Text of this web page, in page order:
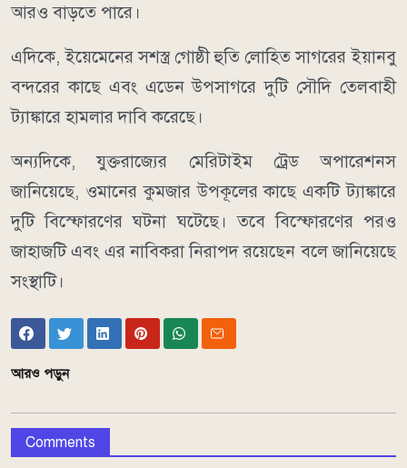
আরও বাড়তে পারে।
এদিকে, ইয়েমেনের সশস্ত্র গোষ্ঠী হুতি লোহিত সাগরের ইয়ানবু
বন্দরের কাছে এবং এডেন উপসাগরে দুটি সৌদি তেলবাহী
ট্যাঙ্কারে হামলার দাবি করেছে।
অন্যদিকে, যুক্তরাজ্যের মেরিটাইম ট্রেড অপারেশনস
জানিয়েছে, ওমানের কুমজার উপকূলের কাছে একটি ট্যাঙ্কারে
দুটি বিস্ফোরণের ঘটনা ঘটেছে। তবে বিস্ফোরণের পরও
জাহাজটি এবং এর নাবিকরা নিরাপদ রয়েছেন বলে জানিয়েছে
সংস্থাটি।
আরও পড়ুন
Comments